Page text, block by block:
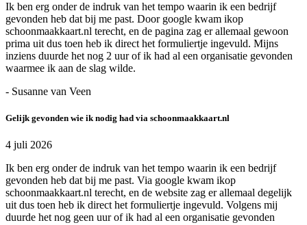
Ik ben erg onder de indruk van het tempo waarin ik een bedrijf
gevonden heb dat bij me past. Door google kwam ikop
schoonmaakkaart.nl terecht, en de pagina zag er allemaal gewoon
prima uit dus toen heb ik direct het formuliertje ingevuld. Mijns
inziens duurde het nog 2 uur of ik had al een organisatie gevonden
waarmee ik aan de slag wilde.
- Susanne van Veen
Gelijk gevonden wie ik nodig had via schoonmaakkaart.nl
4 juli 2026
Ik ben erg onder de indruk van het tempo waarin ik een bedrijf
gevonden heb dat bij me past. Via google kwam ikop
schoonmaakkaart.nl terecht, en de website zag er allemaal degelijk
uit dus toen heb ik direct het formuliertje ingevuld. Volgens mij
duurde het nog geen uur of ik had al een organisatie gevonden